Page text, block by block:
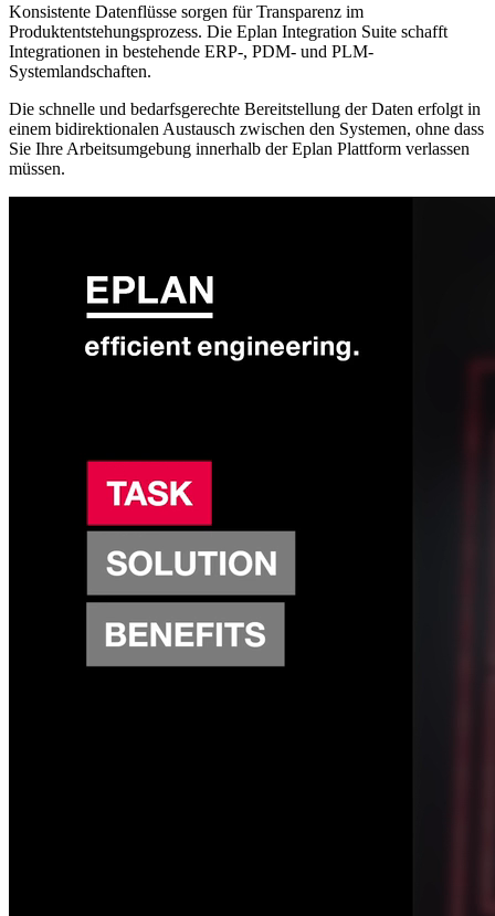
Konsistente Datenflüsse sorgen für Transparenz im
Produktentstehungsprozess. Die Eplan Integration Suite schafft
Integrationen in bestehende ERP-, PDM- und PLM-
Systemlandschaften.
Die schnelle und bedarfsgerechte Bereitstellung der Daten erfolgt in
einem bidirektionalen Austausch zwischen den Systemen, ohne dass
Sie Ihre Arbeitsumgebung innerhalb der Eplan Plattform verlassen
müssen.